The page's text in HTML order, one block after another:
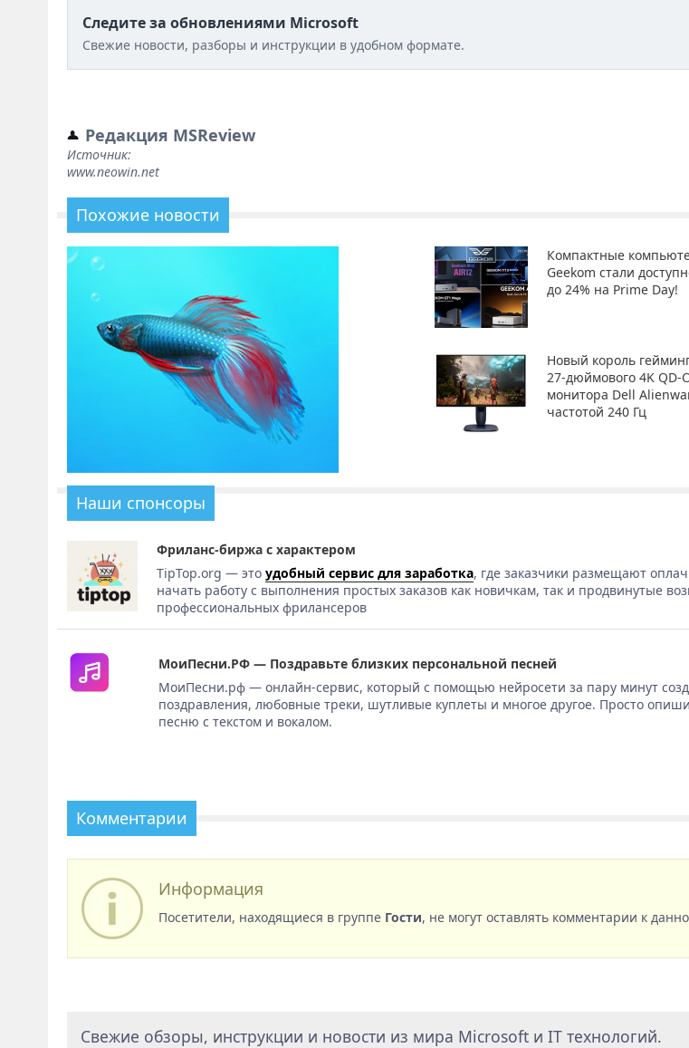
Следите за обновлениями Microsoft
Свежие новости, разборы и инструкции в удобном формате.
Редакция MSReview
Источник:
www.neowin.net
Похожие новости
Компактные
Geekom стали
до 24% на Prime Day!
Новый король
27-дюймового 4K QD-
монитора Dell
частотой 240 Гц
Наши спонсоры
Фриланс-биржа с характером
TipTop.org — этоудобный сервис для заработка, где заказчики размещают
начать работу с выполнения простых заказов как новичкам, так и продвинутые
профессиональных фрилансеров
МоиПесни.РФ — Поздравьте близких персональной песней
МоиПесни.рф — онлайн-сервис, который с помощью нейросети за пару минут
поздравления, любовные треки, шутливые куплеты и многое другое. Просто
песню с текстом и вокалом.
Комментарии
Информация
Посетители, находящиеся в группе Гости, не могут оставлять комментарии к
Свежие обзоры, инструкции и новости из мира Microsoft и IT технологий.